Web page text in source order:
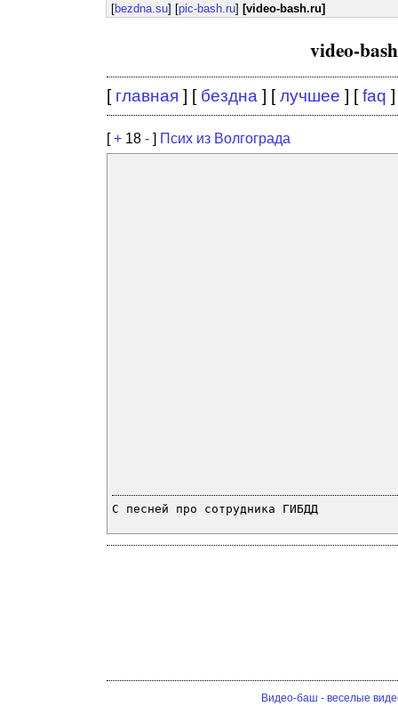
[bezdna.su] [pic-bash.ru] [video-bash.ru]
video-
[ главная ] [ бездна ] [лучшее ] [faq ]
[+ 18 - ] Псих из Волгограда
С песней про сотрудника ГИБДД
Видео-баш - веселые